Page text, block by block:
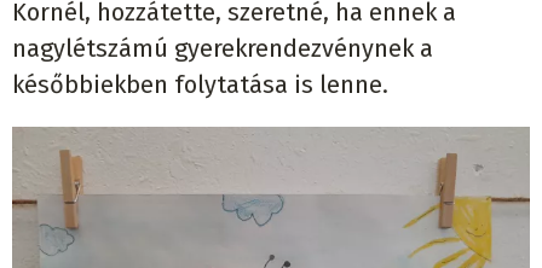
Kornél, hozzátette, szeretné, ha ennek a
nagylétszámú gyerekrendezvénynek a
későbbiekben folytatása is lenne.